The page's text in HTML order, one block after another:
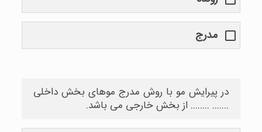
مدرج
در پیرایش مو با روش مدرج موهای بخش داخلی
....... ........ از بخش خارجی می باشد.